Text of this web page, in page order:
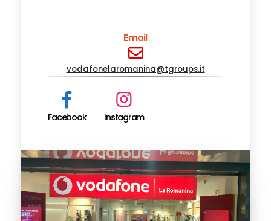
Email
vodafonelaromanina@tgroups.it
Facebook Instagram